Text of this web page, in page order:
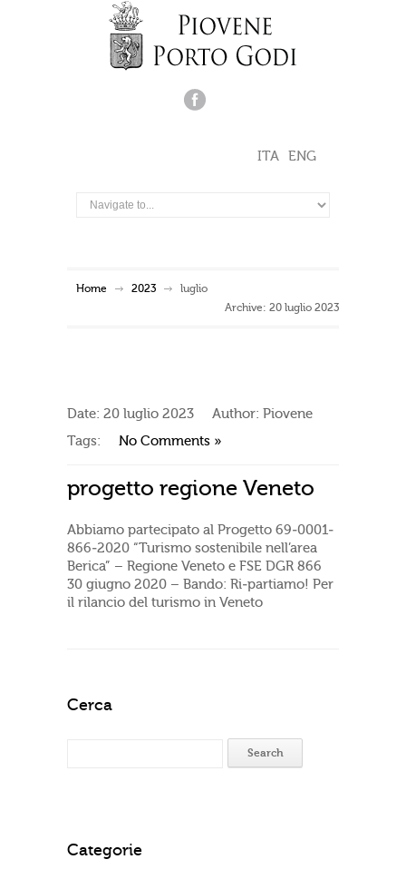
ITA ENG
Home 2023
luglio
Archive: 20 luglio 2023
Date: 20 luglio 2023 Author: Piovene
Tags:
No Comments »
progetto regione Veneto
Abbiamo partecipato al Progetto 69-0001-
866-2020 “Turismo sostenibile nell’area
Berica” – Regione Veneto e FSE DGR 866
30 giugno 2020 – Bando: Ri-partiamo! Per
il rilancio del turismo in Veneto
Cerca
Categorie